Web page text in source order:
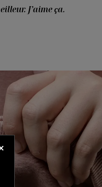
J’aime ça.